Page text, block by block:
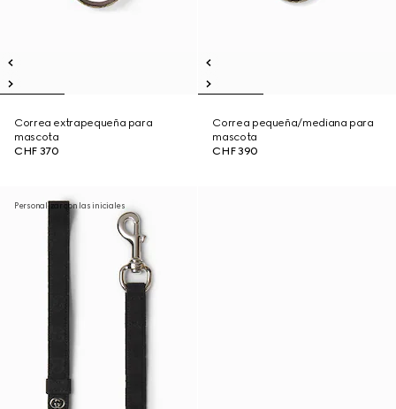
Correa extrapequeña para
mascota
CHF 370
Correa pequeña/mediana para
mascota
CHF 390
Personalizar con las iniciales